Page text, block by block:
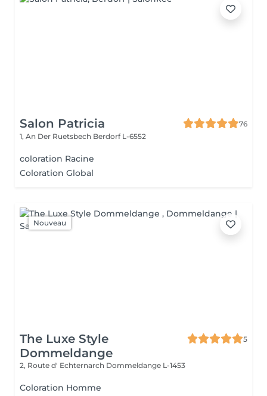
Salon Patricia
76
1, An Der Ruetsbech Berdorf L-6552
coloration Racine
Coloration Global
Nouveau
The Luxe Style
Dommeldange
5
2, Route d' Echternarch Dommeldange L-1453
Coloration Homme